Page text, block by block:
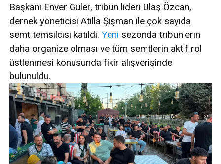
Başkanı Enver Güler, tribün lideri Ulaş Özcan,
dernek yöneticisi Atilla Şişman ile çok sayıda
semt temsilcisi katıldı. Yeni sezonda tribünlerin
daha organize olması ve tüm semtlerin aktif rol
üstlenmesi konusunda fikir alışverişinde
bulunuldu.